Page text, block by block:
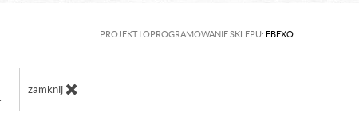
PROJEKT I OPROGRAMOWANIE SKLEPU: EBEXO
zamknij